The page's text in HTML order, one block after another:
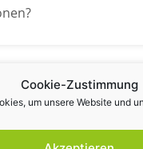
Cookie-Zustimmung
um unsere Website und
die Daten (z.B. Logos